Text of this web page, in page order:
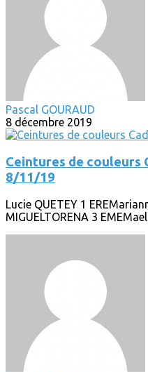
Pascal GOURAUD
8 décembre 2019
Ceintures de couleurs
8/11/19
Lucie QUETEY 1
MIGUELTORENA 3